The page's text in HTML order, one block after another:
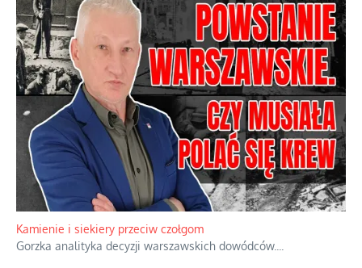
Kamienie i siekiery przeciw czołgom
Gorzka analityka decyzji warszawskich dowódców.